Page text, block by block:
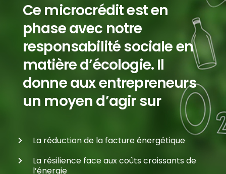
Ce microcrédit est en
phase avec notre
responsabilité sociale en
matière d’écologie. Il
donne aux entrepreneurs
un moyen d’agir sur
La réduction de la facture énergétique
La résilience face aux coûts croissants de
l’énergie